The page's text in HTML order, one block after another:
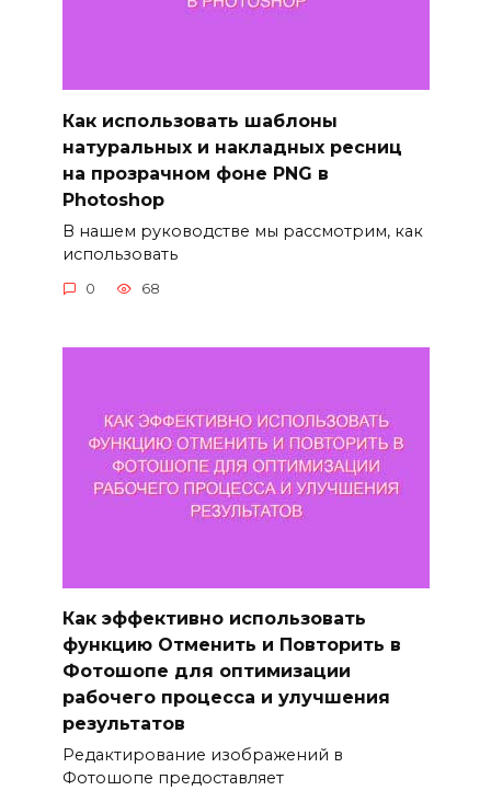
Как использовать шаблоны
натуральных и накладных ресниц
на прозрачном фоне PNG в
Photoshop
В нашем руководстве мы рассмотрим, как
использовать
0 68
Как эффективно использовать
функцию Отменить и Повторить в
Фотошопе для оптимизации
рабочего процесса и улучшения
результатов
Редактирование изображений в
Фотошопе предоставляет